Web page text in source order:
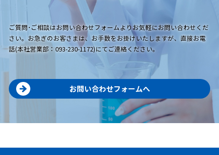
ご質問･ご相談はお問い合わせフォームよりお気軽にお問い合わせくだ
さい。お急ぎのお客さまは、お手数をお掛けいたしますが、直接お電
話(本社営業部：093-230-1172)にてご連絡ください。
お問い合わせフォームへ